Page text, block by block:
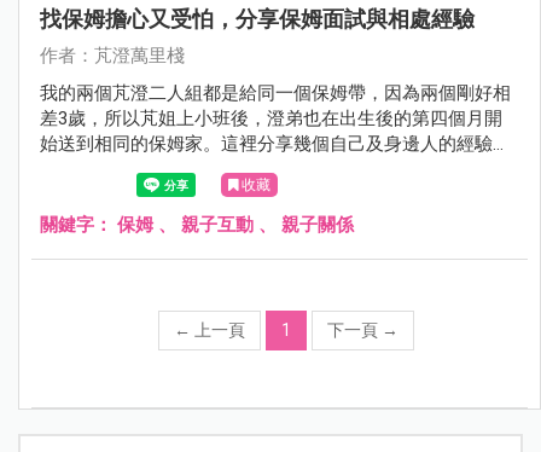
找保姆擔心又受怕，分享保姆面試與相處經驗
作者：芃澄萬里棧
我的兩個芃澄二人組都是給同一個保姆帶，因為兩個剛好相
差3歲，所以芃姐上小班後，澄弟也在出生後的第四個月開
始送到相同的保姆家。這裡分享幾個自己及身邊人的經驗提
供未來有需求的媽媽參考。
收藏
關鍵字： 保姆、 親子互動 、 親子關係
← 上一頁 1 下一頁 →